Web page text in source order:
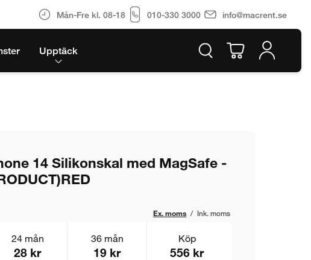
Mån-Fre kl. 08-18 010-330 3000 info@macrent.se
Upptäck
14 Silikonskal med MagSafe -
Ex. moms / Ink. moms
24 mån
28 kr
36 mån
19 kr
Köp
556 kr